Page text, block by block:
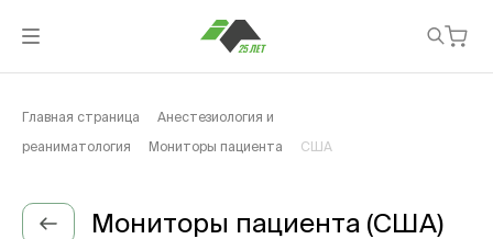
Главная страница Анестезиология и
реаниматология Мониторы пациента США
Мониторы пациента (США)